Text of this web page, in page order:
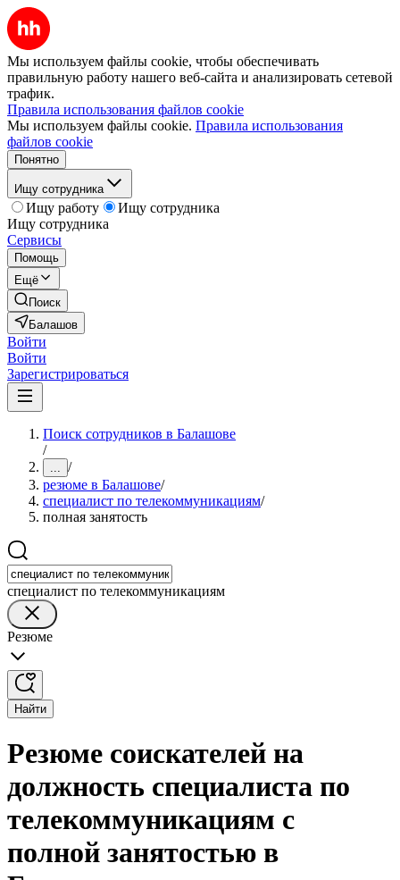
Мы используем файлы cookie, чтобы обеспечивать
правильную работу нашего веб-сайта и анализировать сетевой
трафик.
Правила использования файлов cookie
Мы используем файлы cookie. Правила использования
файлов cookie
Понятно
Ищу сотрудника
Ищу работу
Ищу сотрудника
Ищу сотрудника
Сервисы
Помощь
Ещё
Поиск
Балашов
Войти
Войти
Зарегистрироваться
Поиск сотрудников в Балашове
/
... /
резюме в Балашове/
специалист по телекоммуникациям/
полная занятость
специалист по телекоммуникациям
Резюме
Найти
Резюме соискателей на
должность специалиста по
телекоммуникациям с
полной занятостью в